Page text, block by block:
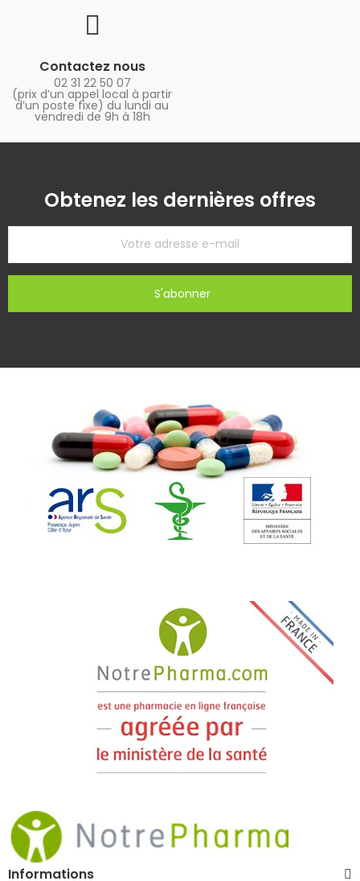
Contactez nous
02 31 22 50 07
(prix d’un appel local à partir
d’un poste fixe) du lundi au
vendredi de 9h à 18h
Obtenez les dernières offres
S'abonner
Informations